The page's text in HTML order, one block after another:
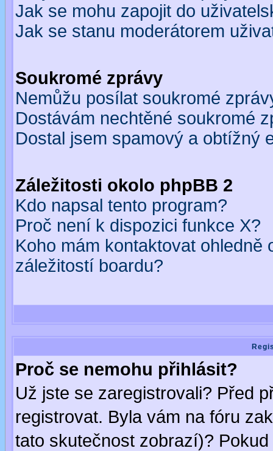
Jak se mohu zapojit do
Jak se stanu moderátorem
Soukromé zprávy
Nemůžu posílat soukromé
Dostávám nechtěné soukromé
Dostal jsem spamový a obtížný
Záležitosti okolo phpBB 2
Kdo napsal tento program?
Proč není k dispozici funkce X?
Koho mám kontaktovat
záležitostí boardu?
Proč se nemohu přihlásit?
Už jste se zaregistrovali? Před
registrovat. Byla vám na fóru
tato skutečnost zobrazí)?